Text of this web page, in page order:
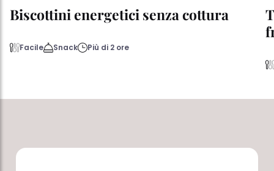
Biscottini energetici senza cottura
Facile Snack Più di 2 ore